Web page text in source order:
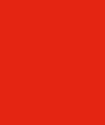
, którego
Andreiem Zavadskim
Punktem wyjścia do
Engagement with the
Niemczech. Projekt